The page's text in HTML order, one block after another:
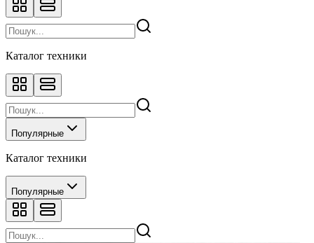
Каталог техники
Популярные
Каталог техники
Популярные